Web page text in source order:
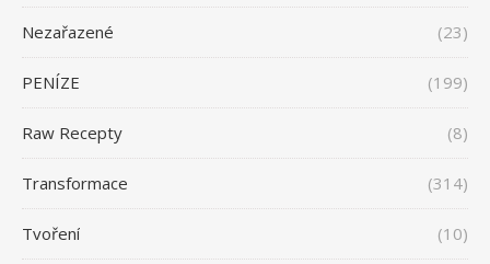
Nezařazené (23)
PENÍZE (199)
Raw Recepty (8)
Transformace (314)
Tvoření (10)